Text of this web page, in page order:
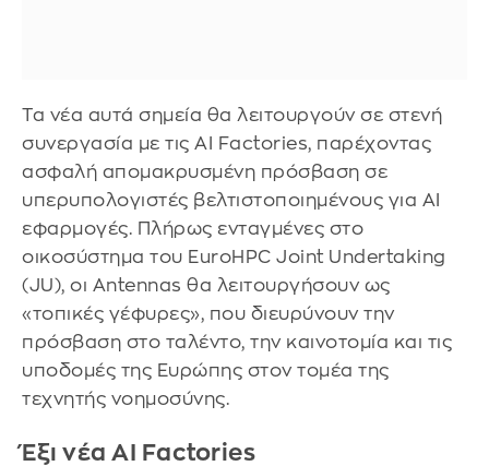
Τα νέα αυτά σημεία θα λειτουργούν σε στενή
συνεργασία με τις AI Factories, παρέχοντας
ασφαλή απομακρυσμένη πρόσβαση σε
υπερυπολογιστές βελτιστοποιημένους για AI
εφαρμογές. Πλήρως ενταγμένες στο
οικοσύστημα του EuroHPC Joint Undertaking
(JU), οι Antennas θα λειτουργήσουν ως
«τοπικές γέφυρες», που διευρύνουν την
πρόσβαση στο ταλέντο, την καινοτομία και τις
υποδομές της Ευρώπης στον τομέα της
τεχνητής νοημοσύνης.
Έξι νέα ΑΙ Factories